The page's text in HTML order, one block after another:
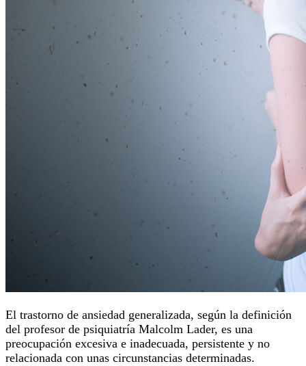
El trastorno de ansiedad generalizada, según la definición
del profesor de psiquiatría Malcolm Lader, es una
preocupación excesiva e inadecuada, persistente y no
relacionada con unas circunstancias determinadas.